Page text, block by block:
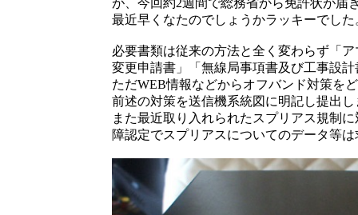
が、今回約2週間で総務省から免許状が届
最近早くなたのでしょうかラッキーでした
必要書類は従来の方法と全く変わらず「
変更申請書」「無線局事項書及び工事設
ただWEB情報などからオフバンド対策を
前述の対策を送信機系統図に明記し提出し
また最近取り入れられたスプリアス規制
障認定でスプリアスについてのデータ等